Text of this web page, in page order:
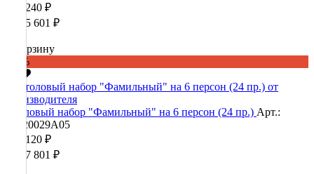
426 240 ₽
1 065 601 ₽
В корзину
-60%
Столовый набор "Фамильный" на 6 персон (24 пр.) Арт.:
90020029А05
435 120 ₽
1 087 801 ₽